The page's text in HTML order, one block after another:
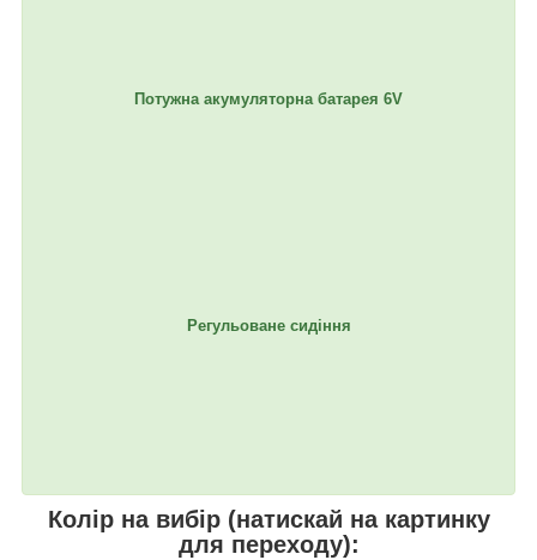
Потужна акумуляторна батарея 6V
Регульоване сидіння
Колір на вибір (натискай на картинку
для переходу):